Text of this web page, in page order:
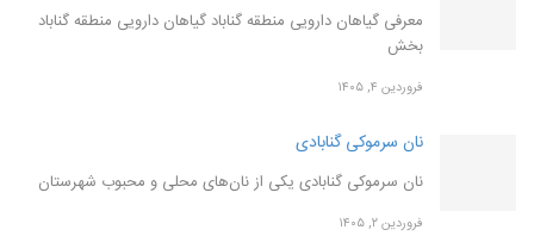
معرفی گیاهان دارویی منطقه گناباد گیاهان دارویی منطقه گناباد
بخش
فروردین ۴, ۱۴۰۵
نان سرموکی گنابادی
نان سرموکی گنابادی یکی از نان‌های محلی و محبوب شهرستان
فروردین ۲, ۱۴۰۵